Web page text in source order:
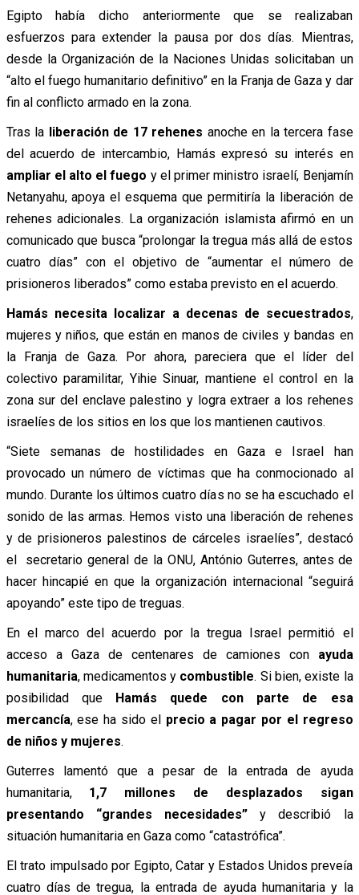
Egipto había dicho anteriormente que se realizaban
esfuerzos para extender la pausa por dos días. Mientras,
desde la Organización de la Naciones Unidas solicitaban un
“alto el fuego humanitario definitivo” en la Franja de Gaza y dar
fin al conflicto armado en la zona.
Tras la liberación de 17 rehenes anoche en la tercera fase
del acuerdo de intercambio, Hamás expresó su interés en
ampliar el alto el fuego y el primer ministro israelí, Benjamín
Netanyahu, apoya el esquema que permitiría la liberación de
rehenes adicionales. La organización islamista afirmó en un
comunicado que busca “prolongar la tregua más allá de estos
cuatro días” con el objetivo de “aumentar el número de
prisioneros liberados” como estaba previsto en el acuerdo.
Hamás necesita localizar a decenas de secuestrados,
mujeres y niños, que están en manos de civiles y bandas en
la Franja de Gaza. Por ahora, pareciera que el líder del
colectivo paramilitar, Yihie Sinuar, mantiene el control en la
zona sur del enclave palestino y logra extraer a los rehenes
israelíes de los sitios en los que los mantienen cautivos.
“Siete semanas de hostilidades en Gaza e Israel han
provocado un número de víctimas que ha conmocionado al
mundo. Durante los últimos cuatro días no se ha escuchado el
sonido de las armas. Hemos visto una liberación de rehenes
y de prisioneros palestinos de cárceles israelíes”, destacó
el secretario general de la ONU, António Guterres, antes de
hacer hincapié en que la organización internacional “seguirá
apoyando” este tipo de treguas.
En el marco del acuerdo por la tregua Israel permitió el
acceso a Gaza de centenares de camiones con ayuda
humanitaria, medicamentos y combustible. Si bien, existe la
posibilidad que Hamás quede con parte de esa
mercancía, ese ha sido el precio a pagar por el regreso
de niños y mujeres.
Guterres lamentó que a pesar de la entrada de ayuda
humanitaria, 1,7 millones de desplazados sigan
presentando “grandes necesidades”y describió la
situación humanitaria en Gaza como “catastrófica”.
El trato impulsado por Egipto, Catar y Estados Unidos preveía
cuatro días de tregua, la entrada de ayuda humanitaria y la